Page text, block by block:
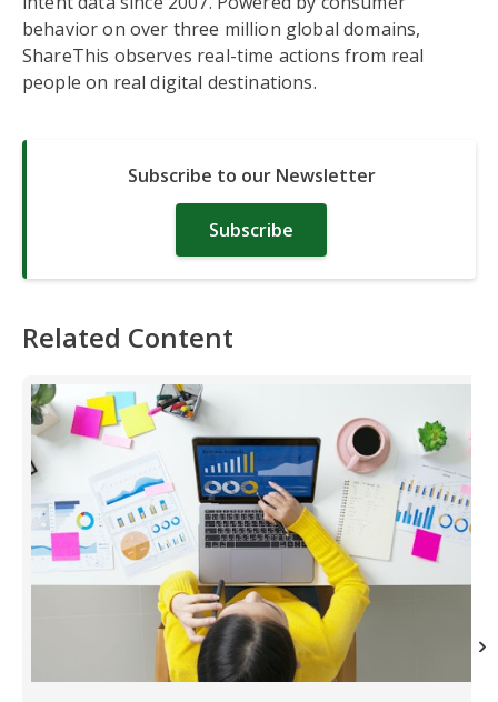
behavior on over three million global domains,
ShareThis observes real-time actions from real
people on real digital destinations.
Subscribe to our Newsletter
Subscribe
Related Content